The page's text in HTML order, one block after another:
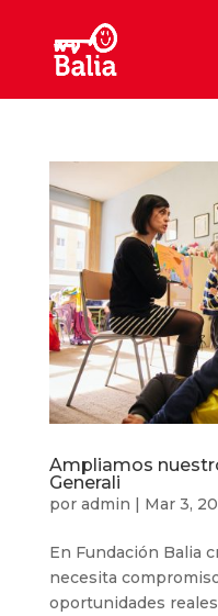
Ampliamos
Generali
por admin | Mar 3,
En Fundación Balia
necesita
oportunidades